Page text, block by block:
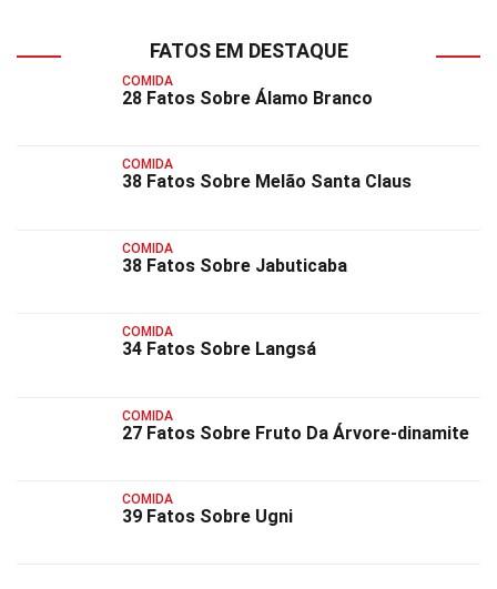
FATOS EM DESTAQUE
COMIDA
28 Fatos Sobre Álamo Branco
COMIDA
38 Fatos Sobre Melão Santa Claus
COMIDA
38 Fatos Sobre Jabuticaba
COMIDA
34 Fatos Sobre Langsá
COMIDA
27 Fatos Sobre Fruto Da Árvore-dinamite
COMIDA
39 Fatos Sobre Ugni